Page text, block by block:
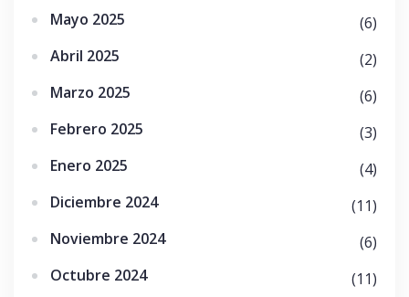
Mayo 2025
(6)
Abril 2025
(2)
Marzo 2025
(6)
Febrero 2025
(3)
Enero 2025
(4)
Diciembre 2024
(11)
Noviembre 2024
(6)
Octubre 2024
(11)